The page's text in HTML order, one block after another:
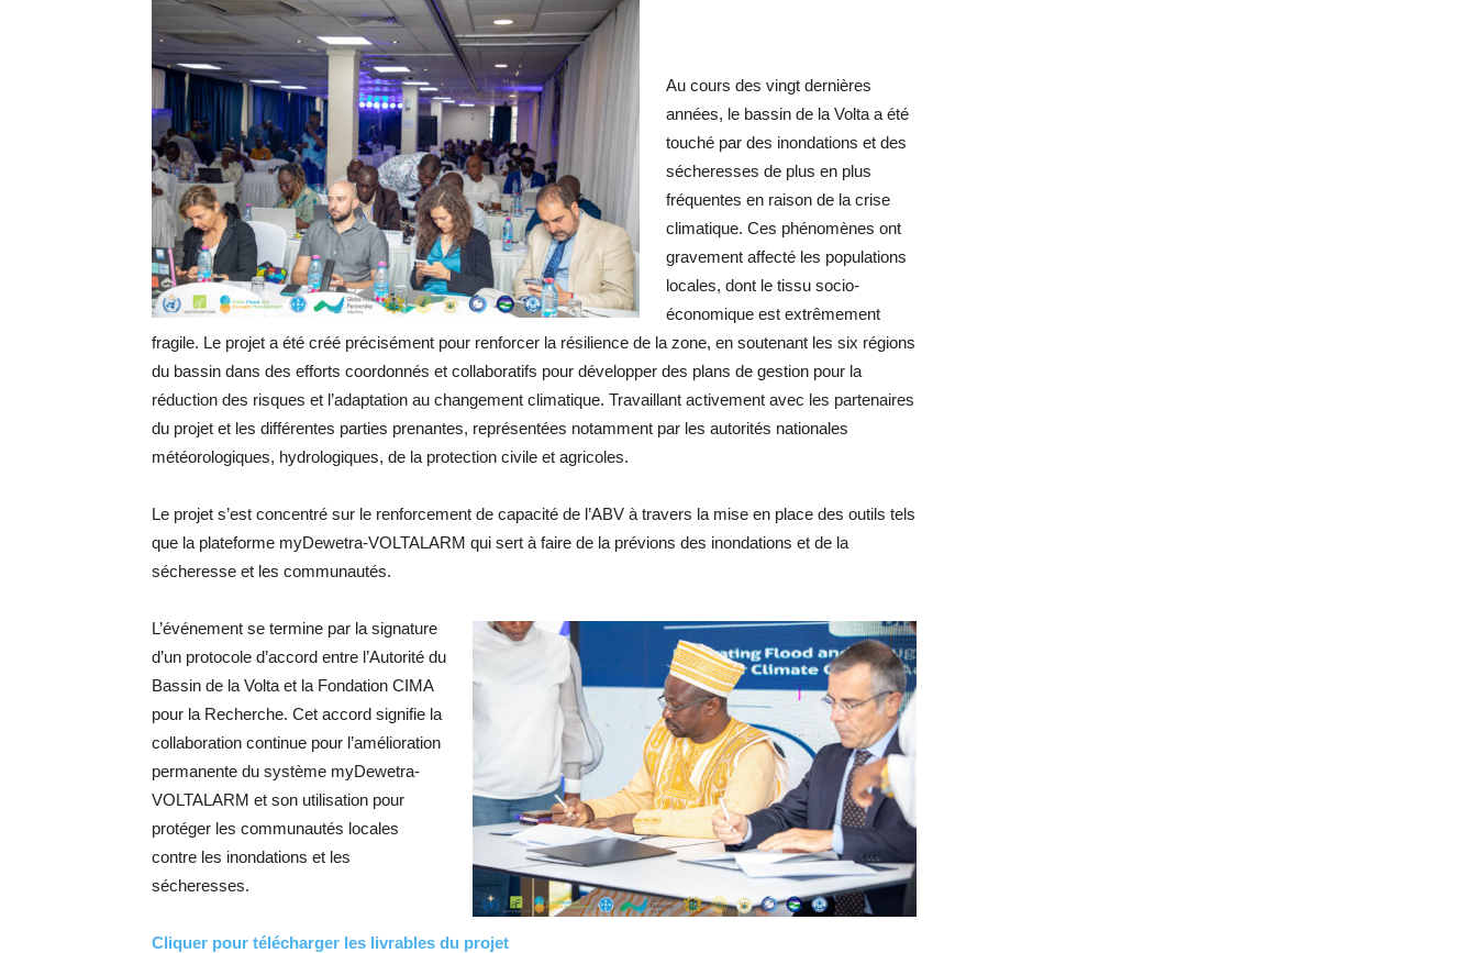
Au cours des vingt dernières
années, le bassin de la Volta a été
touché par des inondations et des
sécheresses de plus en plus
fréquentes en raison de la crise
climatique. Ces phénomènes ont
gravement affecté les populations
locales, dont le tissu socio-
économique est extrêmement
fragile. Le projet a été créé précisément pour renforcer la résilience de la zone, en soutenant les six régions
du bassin dans des efforts coordonnés et collaboratifs pour développer des plans de gestion pour la
réduction des risques et l’adaptation au changement climatique. Travaillant activement avec les partenaires
du projet et les différentes parties prenantes, représentées notamment par les autorités nationales
météorologiques, hydrologiques, de la protection civile et agricoles.
Le projet s’est concentré sur le renforcement de capacité de l’ABV à travers la mise en place des outils tels
que la plateforme myDewetra-VOLTALARM qui sert à faire de la prévions des inondations et de la
sécheresse et les communautés.
L’événement se termine par la signature
d’un protocole d’accord entre l’Autorité du
Bassin de la Volta et la Fondation CIMA
pour la Recherche. Cet accord signifie la
collaboration continue pour l’amélioration
permanente du système myDewetra-
VOLTALARM et son utilisation pour
protéger les communautés locales
contre les inondations et les
sécheresses.
Cliquer pour télécharger les livrables du projet